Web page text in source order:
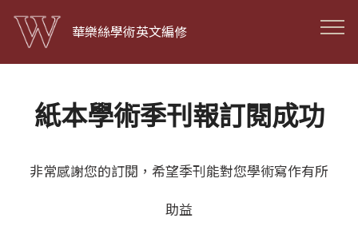
華樂絲學術英文編修
紙本學術季刊報訂閱成功
非常感謝您的訂閱，希望季刊能對您學術寫作有所
助益